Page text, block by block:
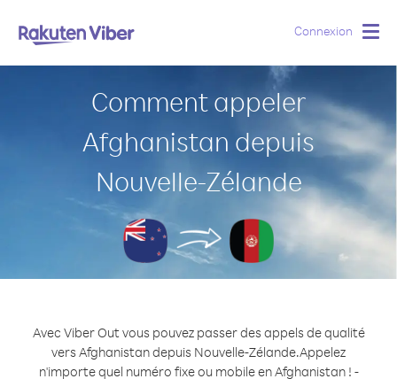
Connexion
Comment appeler
Afghanistan depuis
Nouvelle-Zélande
Avec Viber Out vous pouvez passer des appels de qualité
vers Afghanistan depuis Nouvelle-Zélande.Appelez
n'importe quel numéro fixe ou mobile en Afghanistan ! -